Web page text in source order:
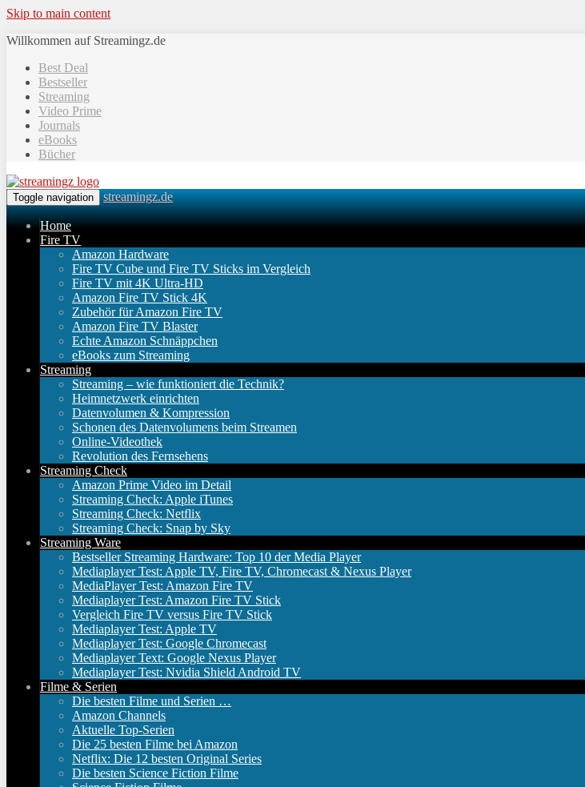
Skip to main content
Willkommen auf Streamingz.de
Best Deal
Bestseller
Streaming
Video Prime
Journals
eBooks
Bücher
Toggle navigation streamingz.de
Home
Fire TV
Amazon Hardware
Fire TV Cube und Fire TV Sticks im Vergleich
Fire TV mit 4K Ultra-HD
Amazon Fire TV Stick 4K
Zubehör für Amazon Fire TV
Amazon Fire TV Blaster
Echte Amazon Schnäppchen
eBooks zum Streaming
Streaming
Streaming – wie funktioniert die Technik?
Heimnetzwerk einrichten
Datenvolumen & Kompression
Schonen des Datenvolumens beim Streamen
Online-Videothek
Revolution des Fernsehens
Streaming Check
Amazon Prime Video im Detail
Streaming Check: Apple iTunes
Streaming Check: Netflix
Streaming Check: Snap by Sky
Streaming Ware
Bestseller Streaming Hardware: Top 10 der Media Player
Mediaplayer Test: Apple TV, Fire TV, Chromecast & Nexus Player
MediaPlayer Test: Amazon Fire TV
Mediaplayer Test: Amazon Fire TV Stick
Vergleich Fire TV versus Fire TV Stick
Mediaplayer Test: Apple TV
Mediaplayer Test: Google Chromecast
Mediaplayer Text: Google Nexus Player
Mediaplayer Test: Nvidia Shield Android TV
Filme & Serien
Die besten Filme und Serien …
Amazon Channels
Aktuelle Top-Serien
Die 25 besten Filme bei Amazon
Netflix: Die 12 besten Original Series
Die besten Science Fiction Filme